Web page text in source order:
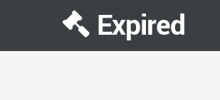
Expired